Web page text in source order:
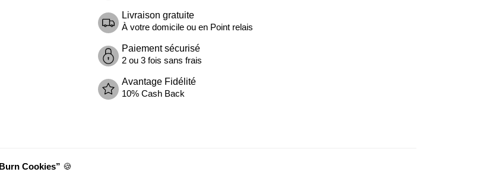
Livraison gratuite
À votre domicile ou en Point relais
Paiement sécurisé
2 ou 3 fois sans frais
Avantage Fidélité
10% Cash Back
Cookies” 🍪